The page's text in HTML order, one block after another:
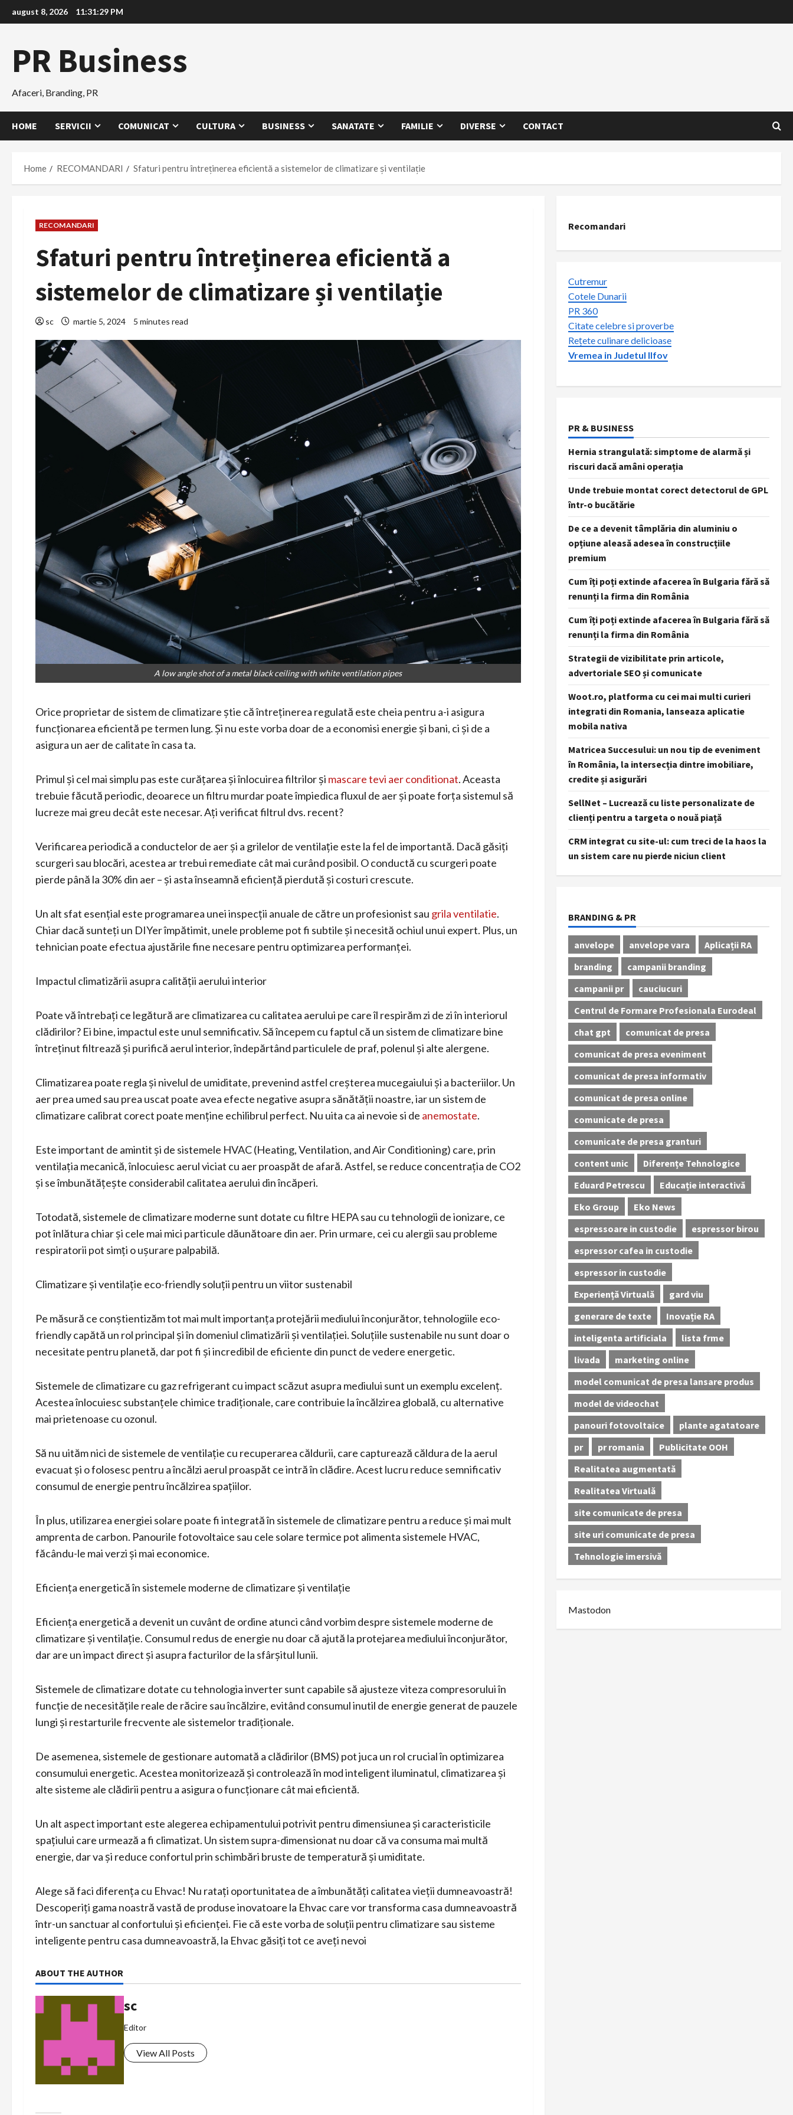
to
august 8, 2026 11:31:30 PM
PR Business
Afaceri, Branding, PR
HOME SERVICII COMUNICAT CULTURA BUSINESS SANATATE FAMILIE DIVERSE CONTACT
Home RECOMANDARI Sfaturi pentru întreținerea eficientă a sistemelor de climatizare și ventilație
RECOMANDARI
Sfaturi pentru întreținerea eficientă a
sistemelor de climatizare și ventilație
sc martie 5, 2024 5 minutes read
A low angle shot of a metal black ceiling with white ventilation pipes
Orice proprietar de sistem de climatizare știe că întreținerea regulată este cheia pentru a-i asigura
funcționarea eficientă pe termen lung. Și nu este vorba doar de a economisi energie și bani, ci și de a
asigura un aer de calitate în casa ta.
Primul și cel mai simplu pas este curățarea și înlocuirea filtrilor și mascare tevi aer conditionat. Aceasta
trebuie făcută periodic, deoarece un filtru murdar poate împiedica fluxul de aer și poate forța sistemul să
lucreze mai greu decât este necesar. Ați verificat filtrul dvs. recent?
Verificarea periodică a conductelor de aer și a grilelor de ventilație este la fel de importantă. Dacă găsiți
scurgeri sau blocări, acestea ar trebui remediate cât mai curând posibil. O conductă cu scurgeri poate
pierde până la 30% din aer – și asta înseamnă eficiență pierdută și costuri crescute.
Un alt sfat esențial este programarea unei inspecții anuale de către un profesionist sau grila ventilatie.
Chiar dacă sunteți un DIYer împătimit, unele probleme pot fi subtile și necesită ochiul unui expert. Plus, un
tehnician poate efectua ajustările fine necesare pentru optimizarea performanței.
Impactul climatizării asupra calității aerului interior
Poate vă întrebați ce legătură are climatizarea cu calitatea aerului pe care îl respirăm zi de zi în interiorul
clădirilor? Ei bine, impactul este unul semnificativ. Să începem cu faptul că un sistem de climatizare bine
întreținut filtrează și purifică aerul interior, îndepărtând particulele de praf, polenul și alte alergene.
Climatizarea poate regla și nivelul de umiditate, prevenind astfel creșterea mucegaiului și a bacteriilor. Un
aer prea umed sau prea uscat poate avea efecte negative asupra sănătății noastre, iar un sistem de
climatizare calibrat corect poate menține echilibrul perfect. Nu uita ca ai nevoie si de anemostate.
Este important de amintit și de sistemele HVAC (Heating, Ventilation, and Air Conditioning) care, prin
ventilația mecanică, înlocuiesc aerul viciat cu aer proaspăt de afară. Astfel, se reduce concentrația de CO2
și se îmbunătățește considerabil calitatea aerului din încăperi.
Totodată, sistemele de climatizare moderne sunt dotate cu filtre HEPA sau cu tehnologii de ionizare, ce
pot înlătura chiar și cele mai mici particule dăunătoare din aer. Prin urmare, cei cu alergii sau probleme
respiratorii pot simți o ușurare palpabilă.
Climatizare și ventilație eco-friendly soluții pentru un viitor sustenabil
Pe măsură ce conștientizăm tot mai mult importanța protejării mediului înconjurător, tehnologiile eco-
friendly capătă un rol principal și în domeniul climatizării și ventilației. Soluțiile sustenabile nu sunt doar o
necesitate pentru planetă, dar pot fi și incredibil de eficiente din punct de vedere energetic.
Sistemele de climatizare cu gaz refrigerant cu impact scăzut asupra mediului sunt un exemplu excelenț.
Acestea înlocuiesc substanțele chimice tradiționale, care contribuie la încălzirea globală, cu alternative
mai prietenoase cu ozonul.
Să nu uităm nici de sistemele de ventilație cu recuperarea căldurii, care capturează căldura de la aerul
evacuat și o folosesc pentru a încălzi aerul proaspăt ce intră în clădire. Acest lucru reduce semnificativ
consumul de energie pentru încălzirea spațiilor.
În plus, utilizarea energiei solare poate fi integrată în sistemele de climatizare pentru a reduce și mai mult
amprenta de carbon. Panourile fotovoltaice sau cele solare termice pot alimenta sistemele HVAC,
făcându-le mai verzi și mai economice.
Eficiența energetică în sistemele moderne de climatizare și ventilație
Eficiența energetică a devenit un cuvânt de ordine atunci când vorbim despre sistemele moderne de
climatizare și ventilație. Consumul redus de energie nu doar că ajută la protejarea mediului înconjurător,
dar are un impact direct și asupra facturilor de la sfârșitul lunii.
Sistemele de climatizare dotate cu tehnologia inverter sunt capabile să ajusteze viteza compresorului în
funcție de necesitățile reale de răcire sau încălzire, evitând consumul inutil de energie generat de pauzele
lungi și restarturile frecvente ale sistemelor tradiționale.
De asemenea, sistemele de gestionare automată a clădirilor (BMS) pot juca un rol crucial în optimizarea
consumului energetic. Acestea monitorizează și controlează în mod inteligent iluminatul, climatizarea și
alte sisteme ale clădirii pentru a asigura o funcționare cât mai eficientă.
Un alt aspect important este alegerea echipamentului potrivit pentru dimensiunea și caracteristicile
spațiului care urmează a fi climatizat. Un sistem supra-dimensionat nu doar că va consuma mai multă
energie, dar va și reduce confortul prin schimbări bruste de temperatură și umiditate.
Alege să faci diferența cu Ehvac! Nu ratați oportunitatea de a îmbunătăți calitatea vieții dumneavoastră!
Descoperiți gama noastră vastă de produse inovatoare la Ehvac care vor transforma casa dumneavoastră
într-un sanctuar al confortului și eficienței. Fie că este vorba de soluții pentru climatizare sau sisteme
inteligente pentru casa dumneavoastră, la Ehvac găsiți tot ce aveți nevoi
ABOUT THE AUTHOR
sc
Editor
View All Posts
Recomandari
Cutremur
Cotele Dunarii
PR 360
Citate celebre si proverbe
Rețete culinare delicioase
Vremea in Judetul Ilfov
PR & BUSINESS
Hernia strangulată: simptome de alarmă și
riscuri dacă amâni operația
Unde trebuie montat corect detectorul de GPL
într-o bucătărie
De ce a devenit tâmplăria din aluminiu o
opțiune aleasă adesea în construcțiile
premium
Cum îți poți extinde afacerea în Bulgaria fără să
renunți la firma din România
Cum îți poți extinde afacerea în Bulgaria fără să
renunți la firma din România
Strategii de vizibilitate prin articole,
advertoriale SEO și comunicate
Woot.ro, platforma cu cei mai multi curieri
integrati din Romania, lanseaza aplicatie
mobila nativa
Matricea Succesului: un nou tip de eveniment
în România, la intersecția dintre imobiliare,
credite și asigurări
SellNet – Lucrează cu liste personalizate de
clienți pentru a targeta o nouă piață
CRM integrat cu site-ul: cum treci de la haos la
un sistem care nu pierde niciun client
BRANDING & PR
anvelope anvelope vara
Aplicații RA
branding
campanii branding
campanii pr
cauciucuri
Centrul de Formare Profesionala Eurodeal
chat gpt
comunicat de presa
comunicat de presa eveniment
comunicat de presa informativ
comunicat de presa online
comunicate de presa
comunicate de presa granturi
content unic
Diferențe Tehnologice
Eduard Petrescu
Educație interactivă
Eko Group
Eko News
espressoare in custodie
espressor birou
espressor cafea in custodie
espressor in custodie
Experiență Virtuală
gard viu
generare de texte
Inovație RA
inteligenta artificiala
lista frme
livada
marketing online
model comunicat de presa lansare produs
model de videochat
panouri fotovoltaice
plante agatatoare
pr
pr romania
Publicitate OOH
Realitatea augmentată
Realitatea Virtuală
site comunicate de presa
site uri comunicate de presa
Tehnologie imersivă
Mastodon